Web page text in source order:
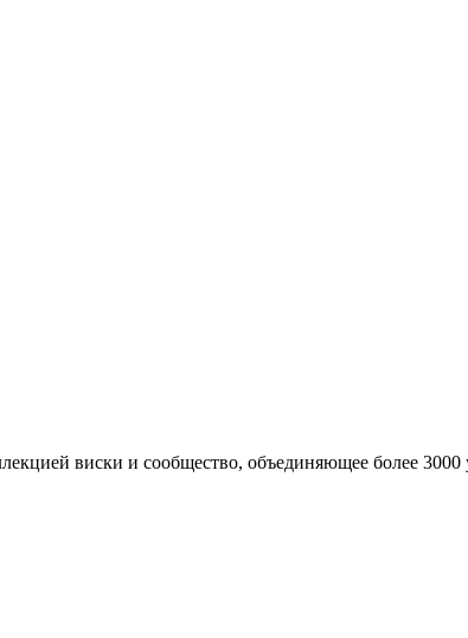
виски и сообщество, объединяющее более